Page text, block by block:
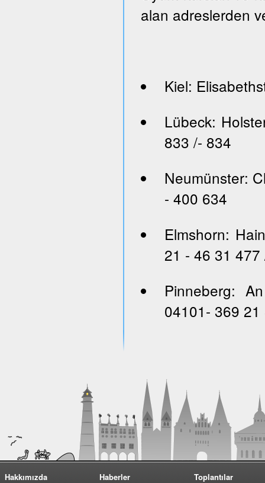
alan adreslerden
Kiel:
Lübeck:
833 /- 834
Neumünster:
- 400 634
Elmshorn:
21 - 46 31 477
Pinneberg:
04101- 369 21
Hakkımızda
Haberler
Toplantılar